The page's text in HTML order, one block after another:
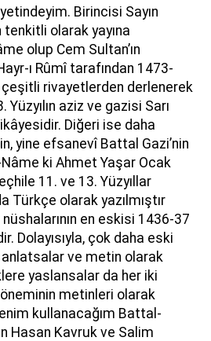
Birincisi Sayın
tenkitli olarak yayına
olup Cem Sultan’ın
ı Rûmî tarafından 1473-
çeşitli rivayetlerden derlenerek
Yüzyılın aziz ve gazisi Sarı
Diğeri ise daha
yine efsanevî Battal Gazi’nin
ki Ahmet Yaşar Ocak
11. ve 13. Yüzyıllar
Türkçe olarak yazılmıştır
en eskisi 1436-37
Dolayısıyla, çok daha eski
anlatsalar ve metin olarak
yaslansalar da her iki
metinleri olarak
kullanacağım Battal-
Hasan Kavruk ve Salim